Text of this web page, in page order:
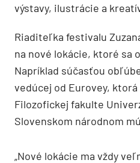
výstavy, ilustrácie a
Riaditeľka festivalu
na nové lokácie, ktoré sa
Napríklad súčasťou
vedúcej od Eurovey,
Filozofickej fakulte
Slovenskom národnom
„Nové lokácie ma vždy